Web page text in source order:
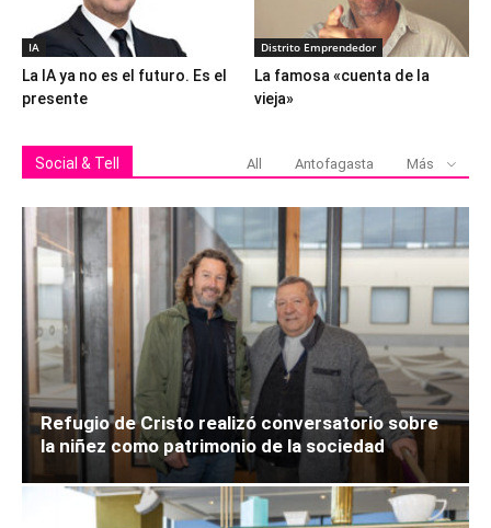
IA
La IA ya no es el futuro. Es el
presente
Distrito Emprendedor
La famosa «cuenta de la
vieja»
Social & Tell All Antofagasta Más
Refugio de Cristo realizó conversatorio sobre
la niñez como patrimonio de la sociedad